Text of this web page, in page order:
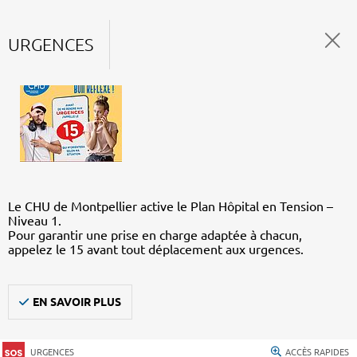
URGENCES
Le CHU de Montpellier active le Plan Hôpital en Tension –
Niveau 1.
Pour garantir une prise en charge adaptée à chacun,
appelez le 15 avant tout déplacement aux urgences.
EN SAVOIR PLUS
URGENCES ACCÈS RAPIDES